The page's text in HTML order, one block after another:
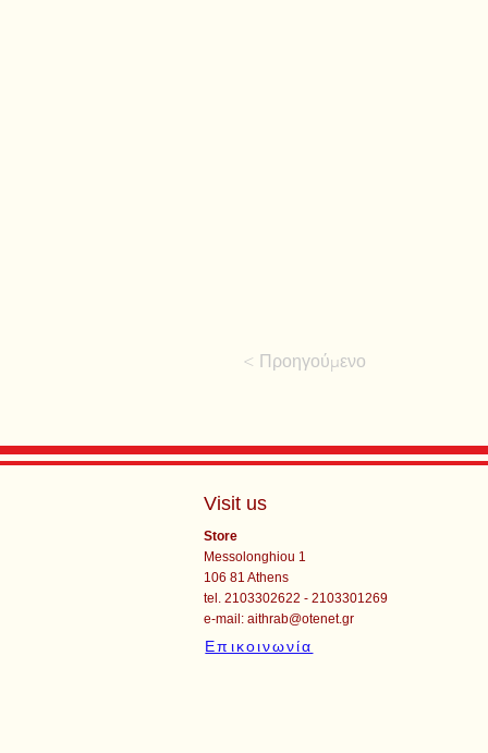
< Προηγούμενο
Visit us
Store
Messolonghiou 1
106 81 Athens
tel. 2103302622 - 2103301269
e-mail:aithrab@otenet.gr
Επικοινωνία